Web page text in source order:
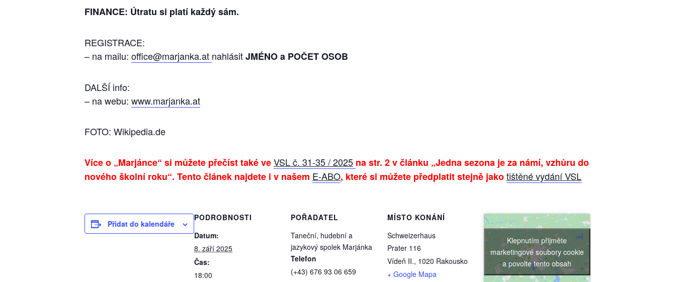
FINANCE: Útratu si platí každý sám.
REGISTRACE:
– na mailu: office@marjanka.at nahlásitJMÉNO a POČET OSOB
DALŠÍ info:
– na webu: www.marjanka.at
FOTO: Wikipedia.de
Více o „Marjánce“ si můžete přečíst také veVSL č. 31-35 / 2025 na str. 2 v článku „Jedna sezona je za námí, vzhůru do
nového školní roku“. Tentočlánek najdete i v našem E-ABO, které si můžete předplatit stejně jakotištěné vydání VSL
Přidat do kalendáře
PODROBNOSTI
Datum:
8. září 2025
Čas:
18:00
POŘADATEL
Taneční, hudební a
jazykový spolek Marjánka
Telefon
(+43) 676 93 06 659
MÍSTO KONÁNÍ
Schweizerhaus
Prater 116
Vídeň II., 1020 Rakousko
+ Google Mapa
Klepnutím přijměte
marketingové soubory cookie
a povolte tento obsah